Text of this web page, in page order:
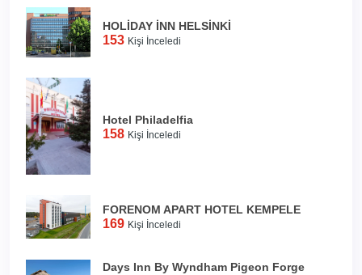
HOLİDAY İNN HELSİNKİ
153 Kişi İnceledi
Hotel Philadelfia
158 Kişi İnceledi
FORENOM APART HOTEL KEMPELE
169 Kişi İnceledi
Days Inn By Wyndham Pigeon Forge